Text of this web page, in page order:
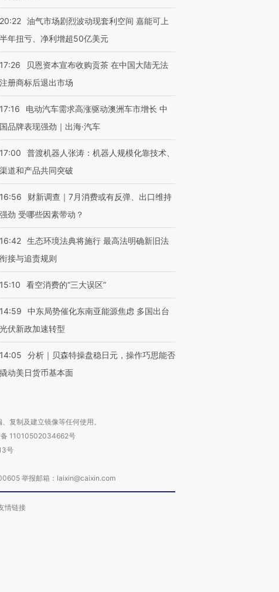
的吸金
虐”？
毒品
育部长拱下台
走进第四届链博
【商旅对话】华住集团
20:22 油气市场剧烈波动现套利空间 嘉能可上
半年扭亏、净利增超50亿美元
17:26
贝恩资本宣布收购贡茶 在中国大陆无法
注册商标后退出市场
17:16
电动汽车需求高涨驱动澳洲车市增长 中
国品牌表现强劲｜出海·汽车
17:00
普渡机器人张涛：机器人规模化靠技术、
渠道和产品共同突破
16:56
财新调查｜7月消费或有反弹、出口维持
强劲 受哪些因素带动？
16:42 生态环境法典将施行 最高法明确新旧法
衔接与追责规则
15:10 看空消费的“三大误区”
14:59
中东局势催化东南亚能源焦虑 多国出台
光伏新政加速转型
14:05
分析｜贝森特操盘稳日元，操作巧思能否
撬动美日货币基本面
复制及建立镜像等任何使用。
11010502034662号
号
举报邮箱：laixin@caixin.com
情链接